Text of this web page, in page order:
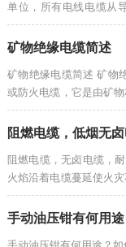
单位，所有电线电缆从
缘、屏蔽、成缆、护层
矿物绝缘电缆简述
矿物绝缘电缆简述 矿物
或防火电缆，它是由矿
绝缘电缆由铜导体、氧
阻燃电缆，低烟无
阻燃电缆，无卤电缆，
火焰沿着电缆蔓延使火
下，电缆知燃烧时能将火
手动油压钳有何用